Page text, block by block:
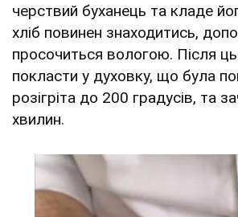
черствий буханець та кладе
хліб повинен знаходитись,
просочиться вологою. Після
покласти у духовку, що була
розігріта до 200 градусів, та
хвилин.